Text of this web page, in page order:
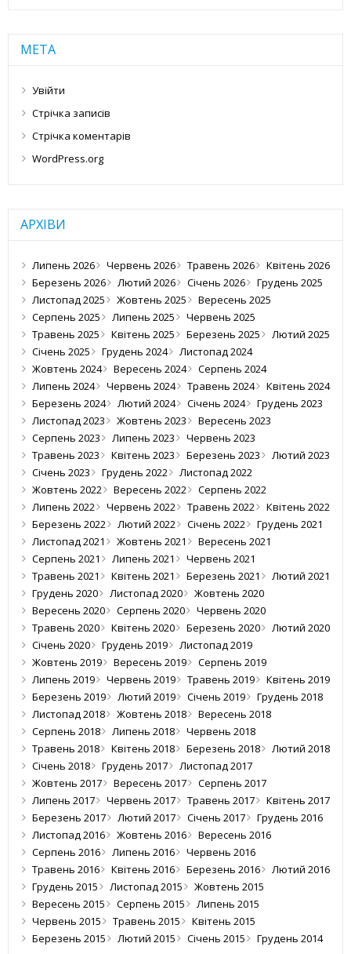
МЕТА
Увійти
Стрічка записів
Стрічка коментарів
WordPress.org
АРХІВИ
Липень 2026 Червень 2026 Травень 2026
Квітень 2026
Березень 2026
Лютий 2026 Січень 2026
Грудень 2025
Листопад 2025
Жовтень 2025
Вересень 2025
Серпень 2025
Липень 2025
Червень 2025
Травень 2025
Квітень 2025 Березень 2025
Лютий 2025
Січень 2025
Грудень 2024
Листопад 2024
Жовтень 2024
Вересень 2024
Серпень 2024
Липень 2024
Червень 2024 Травень 2024
Квітень 2024
Березень 2024
Лютий 2024 Січень 2024
Грудень 2023
Листопад 2023
Жовтень 2023
Вересень 2023
Серпень 2023
Липень 2023
Червень 2023
Травень 2023
Квітень 2023 Березень 2023
Лютий 2023
Січень 2023
Грудень 2022
Листопад 2022
Жовтень 2022
Вересень 2022
Серпень 2022
Липень 2022
Червень 2022 Травень 2022
Квітень 2022
Березень 2022
Лютий 2022 Січень 2022
Грудень 2021
Листопад 2021
Жовтень 2021
Вересень 2021
Серпень 2021
Липень 2021
Червень 2021
Травень 2021
Квітень 2021 Березень 2021
Лютий 2021
Грудень 2020
Листопад 2020
Жовтень 2020
Вересень 2020
Серпень 2020
Червень 2020
Травень 2020
Квітень 2020 Березень 2020
Лютий 2020
Січень 2020
Грудень 2019
Листопад 2019
Жовтень 2019
Вересень 2019
Серпень 2019
Липень 2019
Червень 2019 Травень 2019
Квітень 2019
Березень 2019
Лютий 2019 Січень 2019
Грудень 2018
Листопад 2018
Жовтень 2018
Вересень 2018
Серпень 2018
Липень 2018
Червень 2018
Травень 2018
Квітень 2018 Березень 2018
Лютий 2018
Січень 2018
Грудень 2017
Листопад 2017
Жовтень 2017
Вересень 2017
Серпень 2017
Липень 2017
Червень 2017 Травень 2017
Квітень 2017
Березень 2017
Лютий 2017 Січень 2017
Грудень 2016
Листопад 2016
Жовтень 2016
Вересень 2016
Серпень 2016
Липень 2016
Червень 2016
Травень 2016
Квітень 2016 Березень 2016
Лютий 2016
Грудень 2015
Листопад 2015
Жовтень 2015
Вересень 2015
Серпень 2015
Липень 2015
Червень 2015
Травень 2015
Квітень 2015
Березень 2015
Лютий 2015 Січень 2015 Грудень 2014